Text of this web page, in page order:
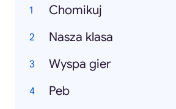
Chomikuj
Nasza klasa
Wyspa gier
Peb